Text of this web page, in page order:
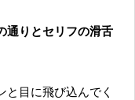
通りとセリフの滑舌